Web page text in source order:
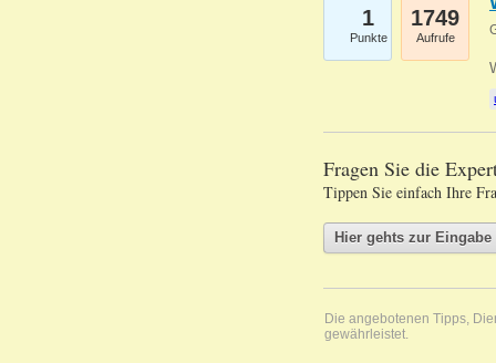
1
Punkte
1749
Aufrufe
Fragen Sie die
Tippen Sie einfach Ihre
Die angebotenen Tipps,
gewährleistet.